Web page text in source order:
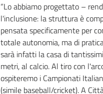
“Lo abbiamo progettato –
l'inclusione: la struttura è
pensata specificamente per
totale autonomia, ma di
sarà infatti la casa di
metri, al calcio. Al tiro con
ospiteremo i Campionati
(simile baseball/cricket). A